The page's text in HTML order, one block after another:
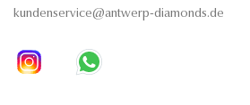
kundenservice@antwerp-diamonds.de